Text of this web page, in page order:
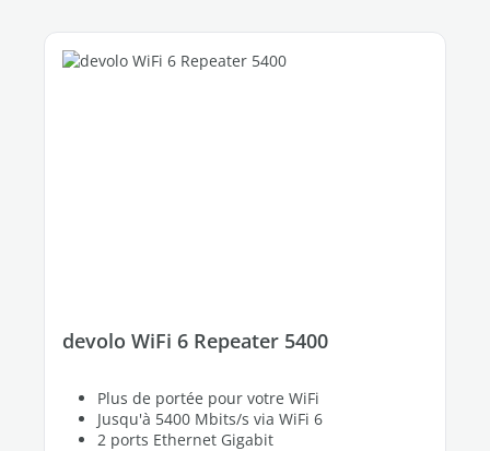
devolo WiFi 6 Repeater 5400
Plus de portée pour votre WiFi
Jusqu'à 5400 Mbits/s via WiFi 6
2 ports Ethernet Gigabit